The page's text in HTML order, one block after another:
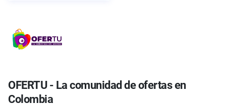
OFERTU - La comunidad de ofertas en
Colombia